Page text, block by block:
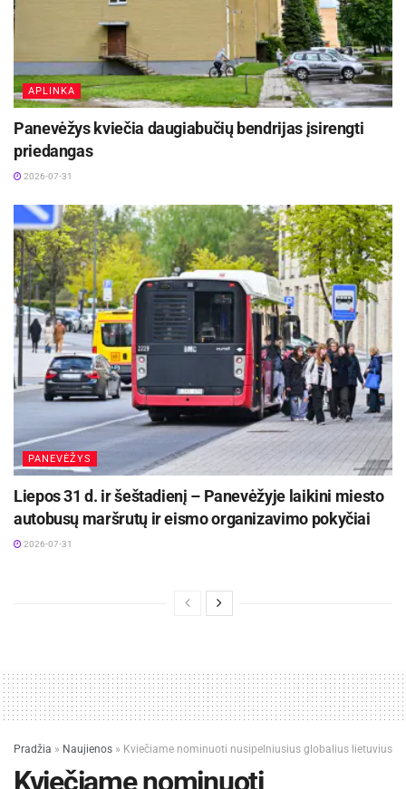
APLINKA
Panevėžys kviečia daugiabučių bendrijas įsirengti
priedangas
2026-07-31
PANEVĖŽYS
Liepos 31 d. ir šeštadienį – Panevėžyje laikini miesto
autobusų maršrutų ir eismo organizavimo pokyčiai
2026-07-31
Pradžia » Naujienos » Kviečiame nominuoti nusipelniusius globalius lietuvius
Kviečiame nominuoti